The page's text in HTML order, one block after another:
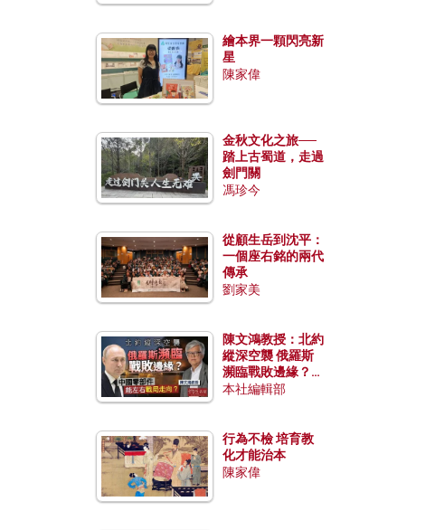
繪本界一顆閃亮新
星
陳家偉
金秋文化之旅──
踏上古蜀道，走過
劍門關
馮珍今
從顧生岳到沈平：
一個座右銘的兩代
傳承
劉家美
陳文鴻教授：北約
縱深空襲 俄羅斯
瀕臨戰敗邊緣？中
國零部件能左右戰
本社編輯部
行為不檢 培育教
化才能治本
陳家偉